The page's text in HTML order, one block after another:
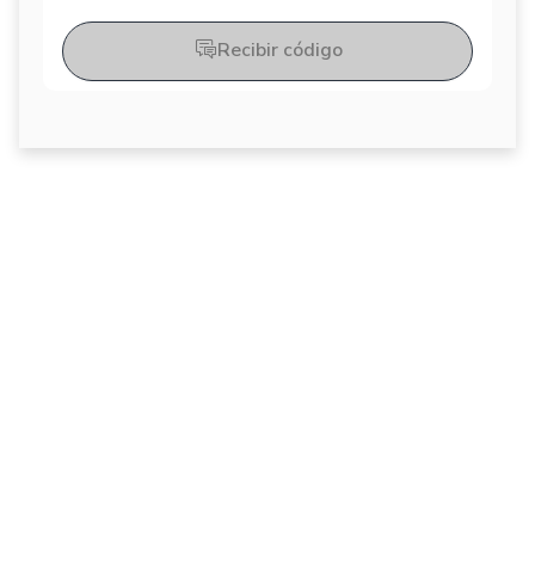
Recibir código